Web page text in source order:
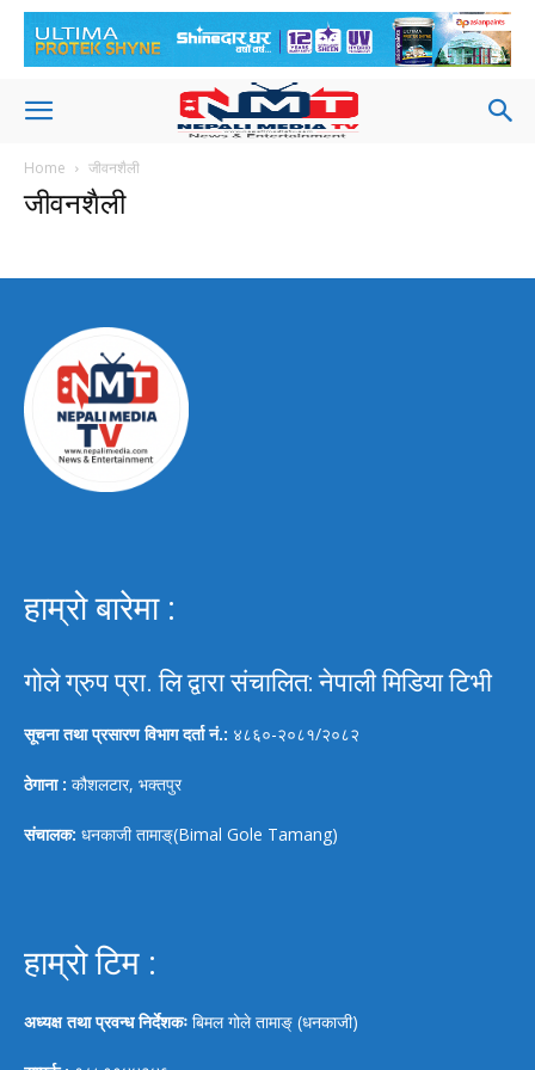
Home जीवनशैली
जीवनशैली
हाम्रो बारेमा :
गोले ग्रुप प्रा. लि द्वारा संचालित: नेपाली मिडिया टिभी
सूचना तथा प्रसारण विभाग दर्ता नं.: ४८६०-२०८१/२०८२
ठेगाना : कौशलटार, भक्तपुर
संचालक: धनकाजी तामाङ्(Bimal Gole Tamang)
हाम्रो टिम :
अध्यक्ष तथा प्रवन्ध निर्देशकः बिमल गोले तामाङ् (धनकाजी)